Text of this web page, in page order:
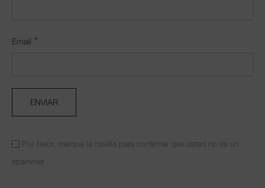
Email *
Por favor, marque la casilla para confirmar que usted no es un
spammer